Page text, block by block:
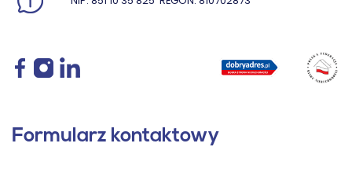
Formularz kontaktowy